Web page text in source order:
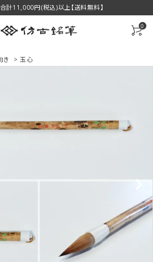
計11,000円(税込)以上【送料無料】
0
き > 玉心